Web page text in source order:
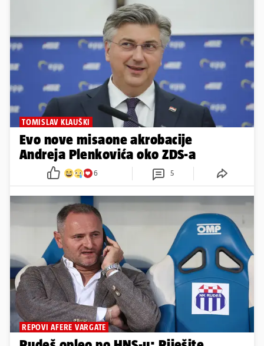
SKANDALOZNO
Srpski medij žestoko se obrušio
na hrvatske sportaše: 'Najveći
srbomrzac bio je na Thompsonu'
52
TOMISLAV KLAUŠKI
Evo nove misaone akrobacije
Andreja Plenkovića oko ZDS-a
6 5